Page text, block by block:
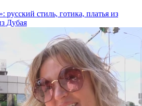
русский стиль, готика, платья из
Дубая